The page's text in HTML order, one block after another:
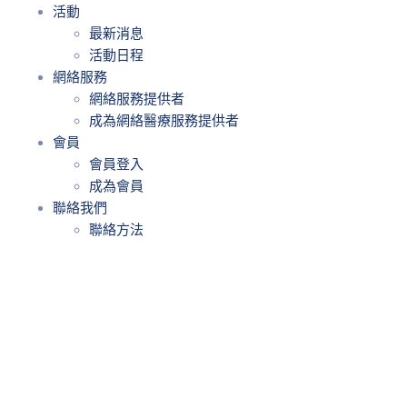
活動
最新消息
活動日程
網絡服務
網絡服務提供者
成為網絡醫療服務提供者
會員
會員登入
成為會員
聯絡我們
聯絡方法